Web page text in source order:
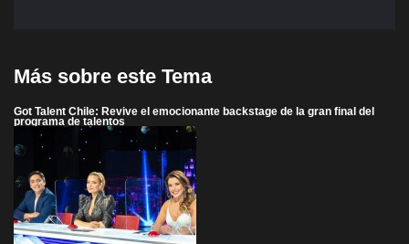
Más sobre este Tema
Got Talent Chile: Revive el emocionante backstage de la gran final del
programa de talentos